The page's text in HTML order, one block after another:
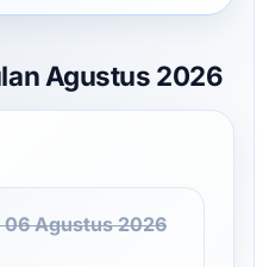
Agustus 2026
06 Agustus 2026